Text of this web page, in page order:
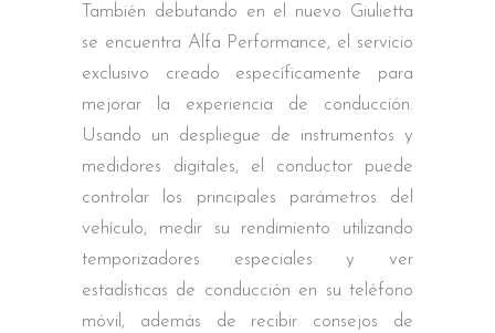
También debutando en el nuevo Giulietta
se encuentra Alfa Performance, el servicio
exclusivo creado específicamente para
mejorar la experiencia de conducción.
Usando un despliegue de instrumentos y
medidores digitales, el conductor puede
controlar los principales parámetros del
vehículo, medir su rendimiento utilizando
temporizadores especiales y ver
estadísticas de conducción en su teléfono
móvil, además de recibir consejos de